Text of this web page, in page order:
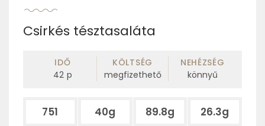
Csirkés tésztasaláta
IDŐ
42 p
KÖLTSÉG
megfizethető
NEHÉZSÉG
könnyű
751 40g 89.8g 26.3g